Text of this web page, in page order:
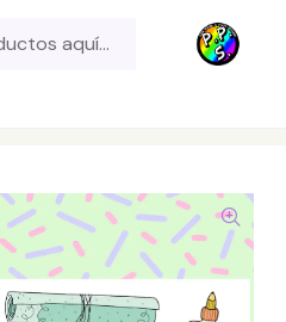
de fabricación propia,
el despacho